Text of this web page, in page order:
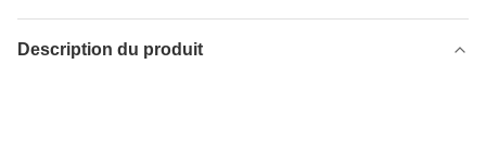
Description du produit